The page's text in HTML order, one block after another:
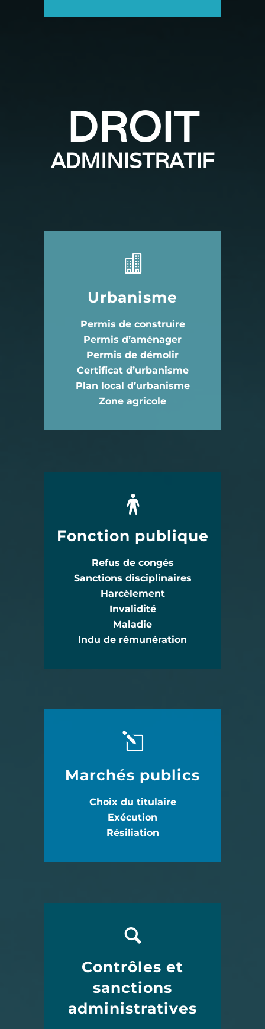
DROIT
ADMINISTRATIF
Urbanisme
Permis de construire
Permis d’aménager
Permis de démolir
Certificat d’urbanisme
Plan local d’urbanisme
Zone agricole
Fonction publique
Refus de congés
Sanctions disciplinaires
Harcèlement
Invalidité
Maladie
Indu de rémunération
Marchés publics
Choix du titulaire
Exécution
Résiliation
Contrôles et
sanctions
administratives